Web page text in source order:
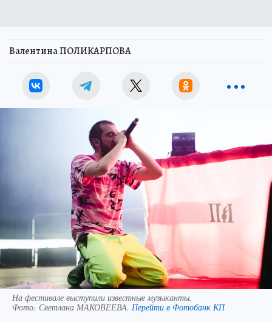
Валентина ПОЛИКАРПОВА
На фестивале выступили известные музыканты.
Фото: Светлана МАКОВЕЕВА. Перейти в Фотобанк КП